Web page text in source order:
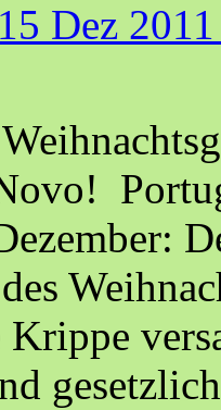
Dez
Krippe